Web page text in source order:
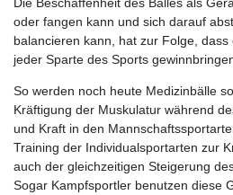
oder fangen kann und sich darauf
balancieren kann, hat zur Folge,
jeder Sparte des Sports
So werden noch heute Medizinbälle
Kräftigung der Muskulatur während
und Kraft in den
Training der Individualsportarten zur
auch der gleichzeitigen Steigerung
Sogar Kampfsportler benutzen diese